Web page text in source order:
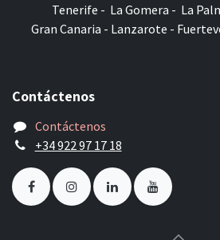
Tenerife - La Gomera - La
Gran Canaria - Lanzarote -
Contáctenos
Contáctenos
+34 922 97 17 18